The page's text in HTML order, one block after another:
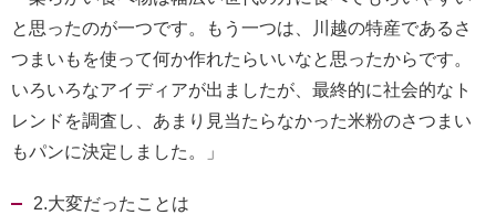
と思ったのが一つです。もう一つは、川越の特産であるさ
つまいもを使って何か作れたらいいなと思ったからです。
いろいろなアイディアが出ましたが、最終的に社会的なト
レンドを調査し、あまり見当たらなかった米粉のさつまい
もパンに決定しました。」
2.大変だったことは